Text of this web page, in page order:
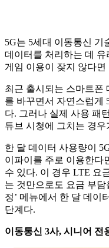
5G는 5세대 이동통신 기
데이터를 처리하는 데
게임 이용이 잦지 않다
최근 출시되는 스마트폰
를 바꾸면서 자연스럽게
다. 그러나 실제 사용 패
튜브 시청에 그치는 경우
한 달 데이터 사용량이
이파이를 주로 이용한다
수 있다. 이 경우 LTE 요
는 것만으로도 요금 부담
정’ 메뉴에서 한 달 데이
단계다.
이동통신 3사, 시니어 전